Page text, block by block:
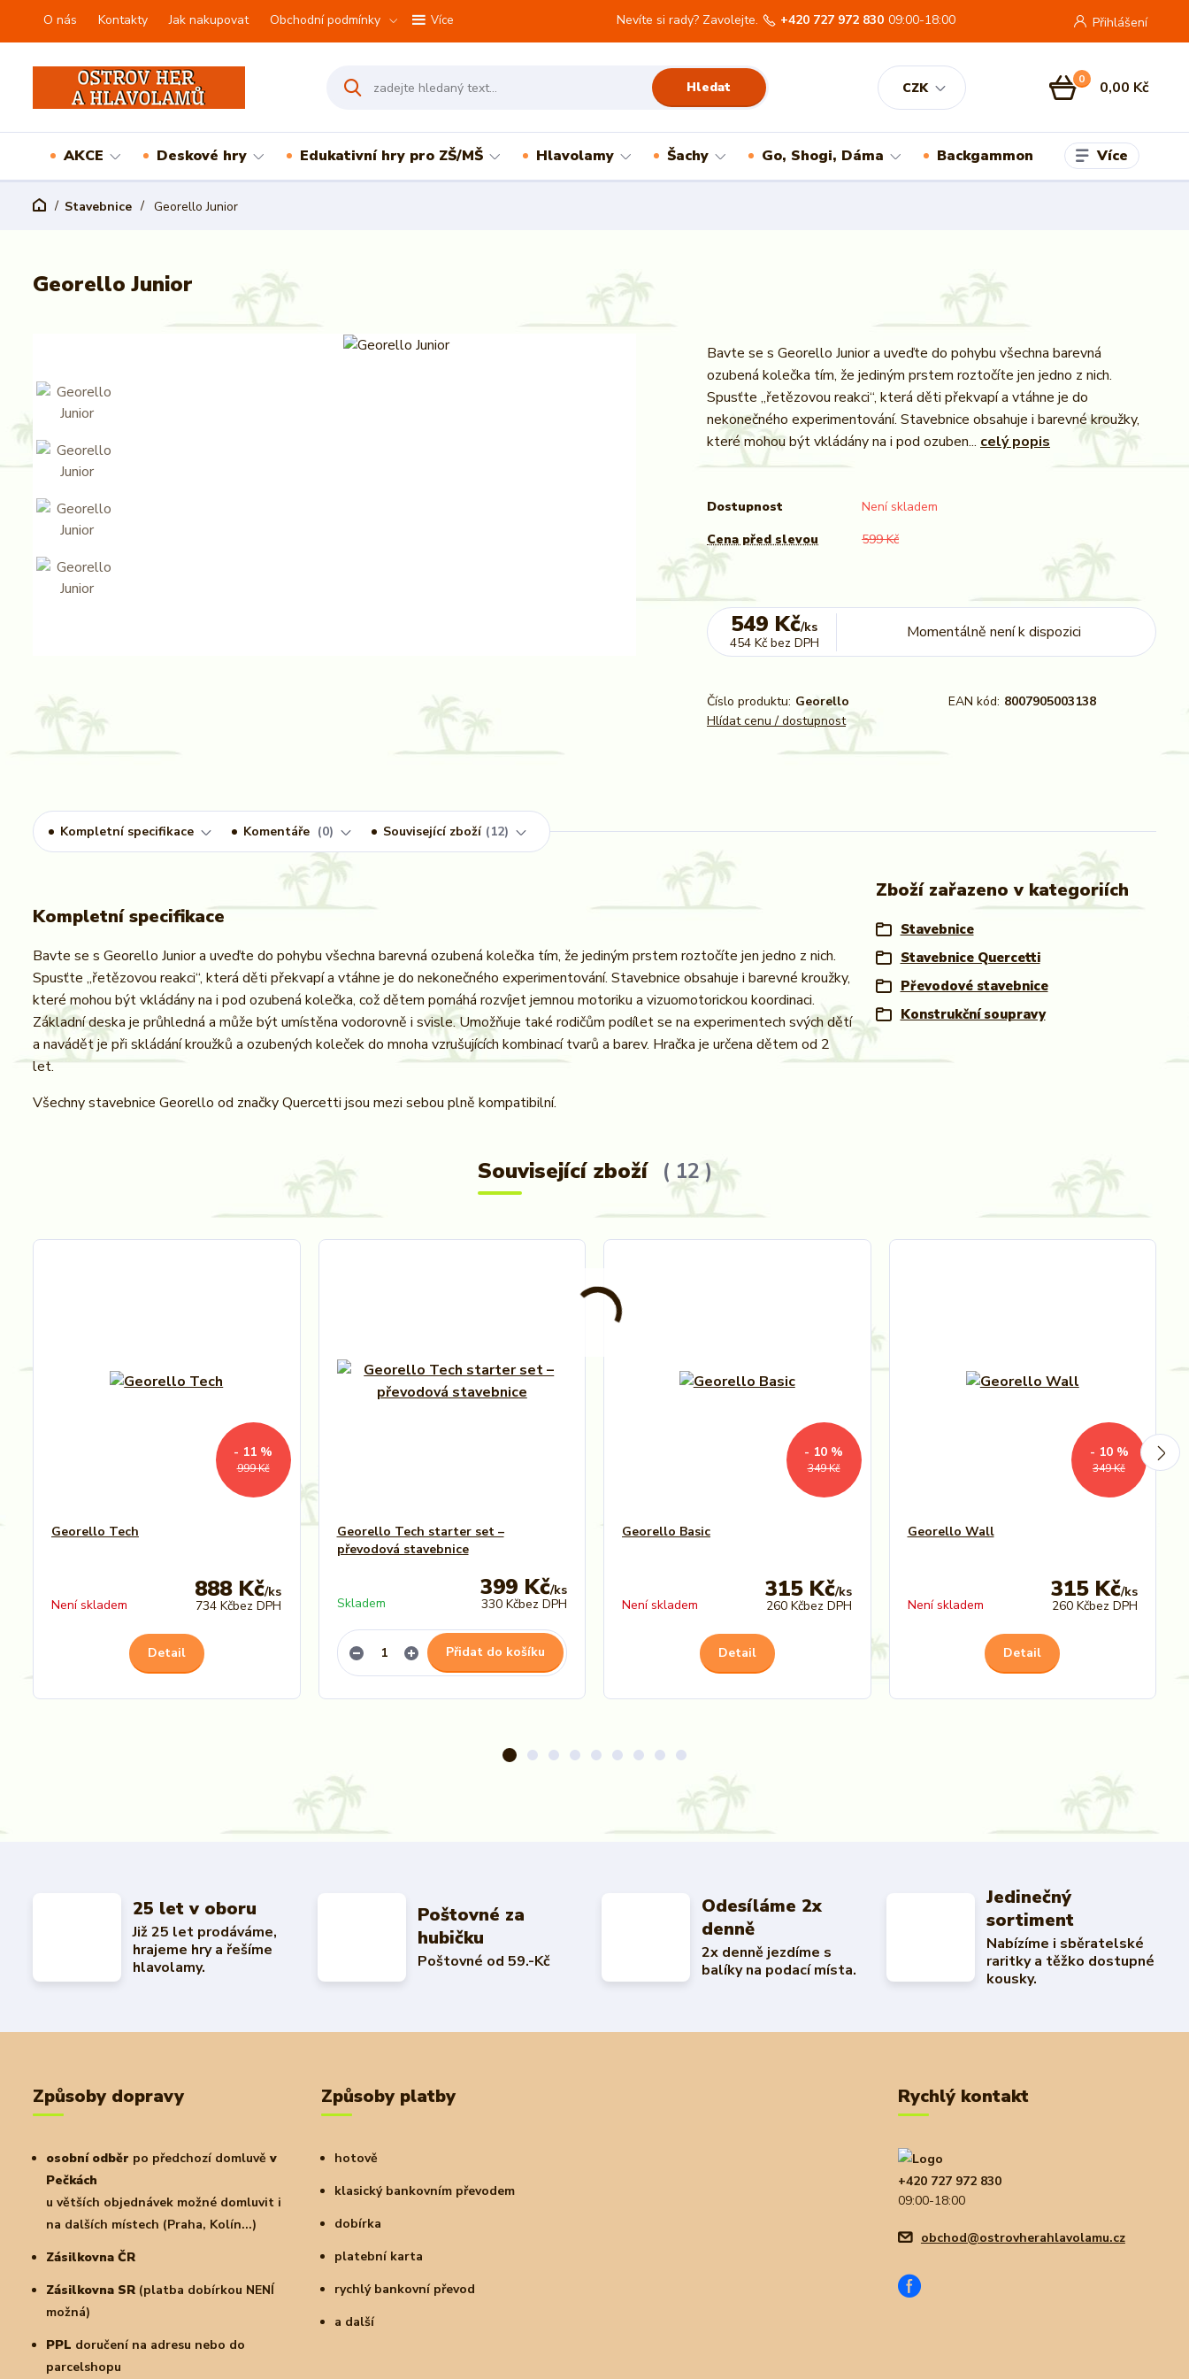
O nás Kontakty Jak nakupovat Obchodní podmínky Více
CZK
Přihlášení
Hledat
Nevíte si rady? Zavolejte. +420 727 972 830 09:00-18:00
0 0,00 Kč
AKCE Deskové hry Edukativní hry pro ZŠ/MŠ Hlavolamy Šachy Go, Shogi, Dáma Backgammon Více
Stavebnice Georello Junior
Georello Junior
Bavte se s Georello Junior a uveďte do pohybu všechna barevná
ozubená kolečka tím, že jediným prstem roztočíte jen jedno z nich.
Spusťte „řetězovou reakci“, která děti překvapí a vtáhne je do
nekonečného experimentování. Stavebnice obsahuje i barevné kroužky,
které mohou být vkládány na i pod ozuben... celý popis
Dostupnost
Není skladem
Cena před slevou
599 Kč
549 Kč/ks
454 Kč bez DPH
Momentálně není k dispozici
Číslo produktu: Georello EAN kód: 8007905003138
Hlídat cenu / dostupnost
Kompletní specifikace Komentáře 0 Související zboží 12
Kompletní specifikace
Bavte se s Georello Junior a uveďte do pohybu všechna barevná ozubená kolečka tím, že jediným prstem roztočíte jen jedno z nich.
Spusťte „řetězovou reakci“, která děti překvapí a vtáhne je do nekonečného experimentování. Stavebnice obsahuje i barevné kroužky,
které mohou být vkládány na i pod ozubená kolečka, což dětem pomáhá rozvíjet jemnou motoriku a vizuomotorickou koordinaci.
Základní deska je průhledná a může být umístěna vodorovně i svisle. Umožňuje také rodičům podílet se na experimentech svých dětí
a navádět je při skládání kroužků a ozubených koleček do mnoha vzrušujících kombinací tvarů a barev. Hračka je určena dětem od 2
let.
Všechny stavebnice Georello od značky Quercetti jsou mezi sebou plně kompatibilní.
Zboží zařazeno v kategoriích
Stavebnice
Stavebnice Quercetti
Převodové stavebnice
Konstrukční soupravy
Související zboží 12
999 Kč
- 11 %
Georello Tech
888 Kč/ks
734 Kčbez DPH
Není skladem
Detail
Georello Tech starter set –
převodová stavebnice
399 Kč/ks
330 Kčbez DPH
Skladem
Přidat do košíku
349 Kč
- 10 %
Georello Basic
315 Kč/ks
260 Kčbez DPH
Není skladem
Detail
349 Kč
- 10 %
Georello Wall
315 Kč/ks
260 Kčbez DPH
Není skladem
Detail
25 let v oboru
Již 25 let prodáváme,
hrajeme hry a řešíme
hlavolamy.
Poštovné za
hubičku
Poštovné od 59.-Kč
Odesíláme 2x
denně
2x denně jezdíme s
balíky na podací místa.
Jedinečný
sortiment
Nabízíme i sběratelské
raritky a těžko dostupné
kousky.
Způsoby dopravy
osobní odběr po předchozí domluvě v
Pečkách
u větších objednávek možné domluvit i
na dalších místech (Praha, Kolín...)
Zásilkovna ČR
Zásilkovna SR (platba dobírkou NENÍ
možná)
PPL doručení na adresu nebo do
parcelshopu
Způsoby platby
hotově
klasický bankovním převodem
dobírka
platební karta
rychlý bankovní převod
a další
Rychlý kontakt
+420 727 972 830
09:00-18:00
obchod@ostrovherahlavolamu.cz